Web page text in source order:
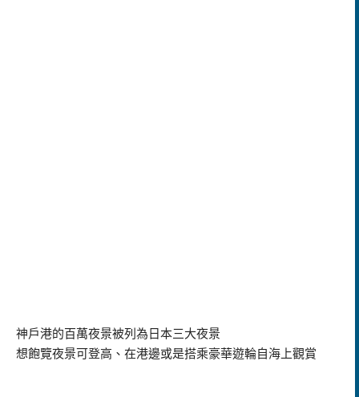
神戶港的百萬夜景被列為日本三大夜景
想飽覽夜景可登高、在港邊或是搭乘豪華遊輪自海上觀賞